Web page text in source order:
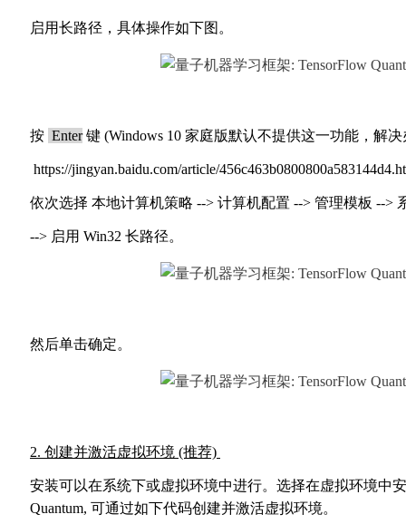
启用长路径，具体操作如下图。
按 Enter键 (Windows 10 家庭版默认不提供这一功能，解
https://jingyan.baidu.com/article/
依次选择 本地计算机策略 --> 计算机配置 --> 管理模板 -->
--> 启用 Win32 长路径。
然后单击确定。
2. 创建并激活虚拟环境 (推荐)
安装可以在系统下或虚拟环境中进行。选择在虚拟环境中安
Quantum, 可通过如下代码创建并激活虚拟环境。